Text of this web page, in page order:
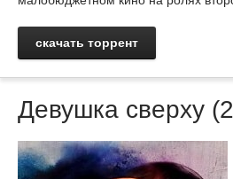
скачать торрент
Девушка сверху